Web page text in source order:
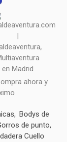
ahora y
Bodys de
de punto
Cuello